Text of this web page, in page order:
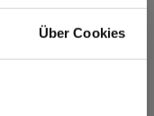
Über Cookies